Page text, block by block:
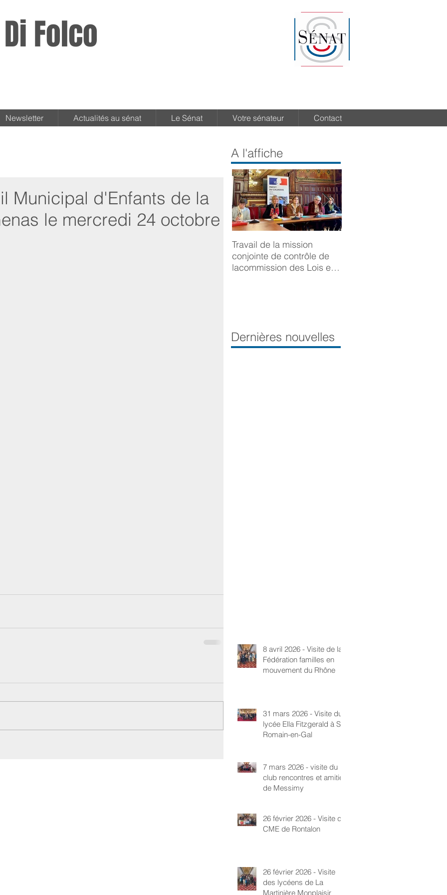
Folco
Newsletter Actualités au sénat Le Sénat Votre sénateur Contact
A l'affiche
Municipal d'Enfants de la
le mercredi 24 octobre
Travail de la mission
conjointe de contrôle de
lacommission des Lois et
Dernières nouvelles
8 avril 2026 - Visite de la
Fédération familles en
mouvement du Rhône
31 mars 2026 - Visite du
lycée Ella Fitzgerald à St-
Romain-en-Gal
7 mars 2026 - visite du
club rencontres et amitié
de Messimy
26 février 2026 - Visite du
CME de Rontalon
26 février 2026 - Visite
des lycéens de La
Martinière Monplaisir